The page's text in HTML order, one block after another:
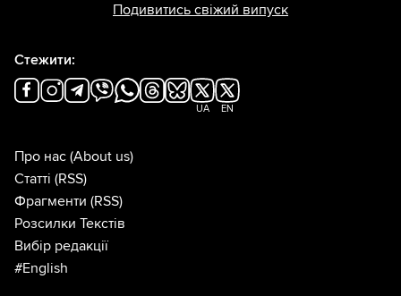
Подивитись свіжий випуск
Стежити:
UA EN
Про нас (About us)
Статті (RSS)
Фрагменти (RSS)
Розсилки Текстів
Вибір редакції
#English